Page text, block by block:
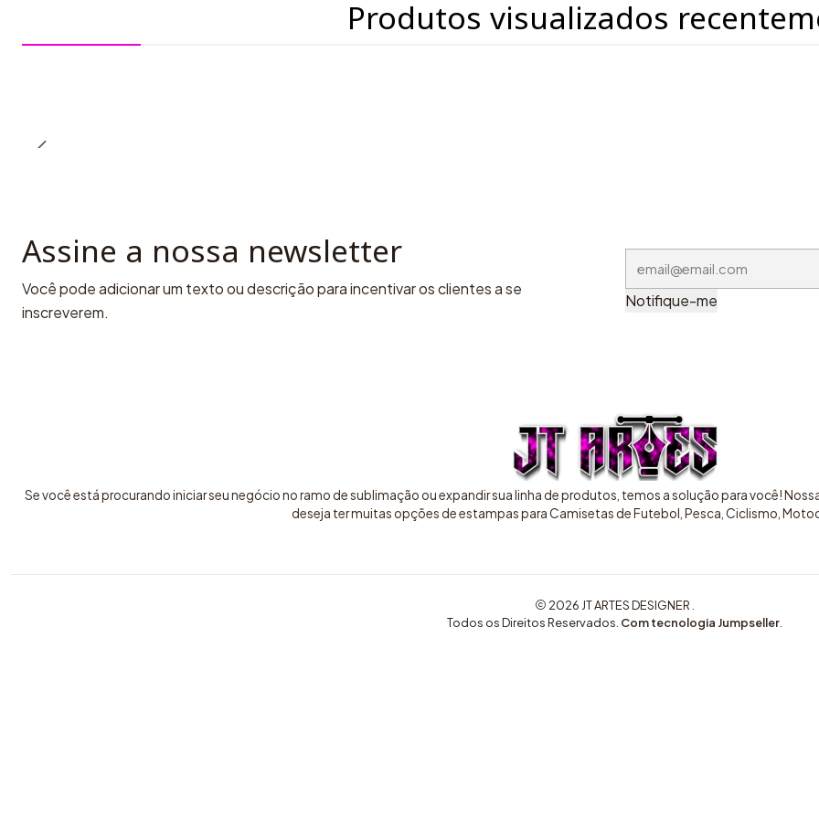
Produtos visualizados
Assine a nossa newsletter
Você pode adicionar um texto ou descrição para incentivar os clientes a se
inscreverem.
Notifique-me
Se você está procurando iniciar seu negócio no ramo de sublimação ou expandir sua linha de produtos, temos a solução para você!
deseja ter muitas opções de estampas para Camisetas de Futebol, Pesca, Ciclismo,
2026 JT ARTES DESIGNER .
Todos os Direitos Reservados. Com tecnologia Jumpseller.